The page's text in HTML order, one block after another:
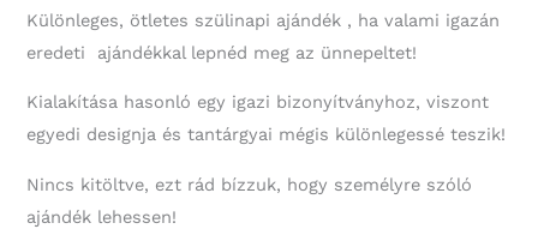
Különleges, ötletes szülinapi ajándék , ha valami igazán
eredeti ajándékkal lepnéd meg az ünnepeltet!
Kialakítása hasonló egy igazi bizonyítványhoz, viszont
egyedi designja és tantárgyai mégis különlegessé teszik!
Nincs kitöltve, ezt rád bízzuk, hogy személyre szóló
ajándék lehessen!